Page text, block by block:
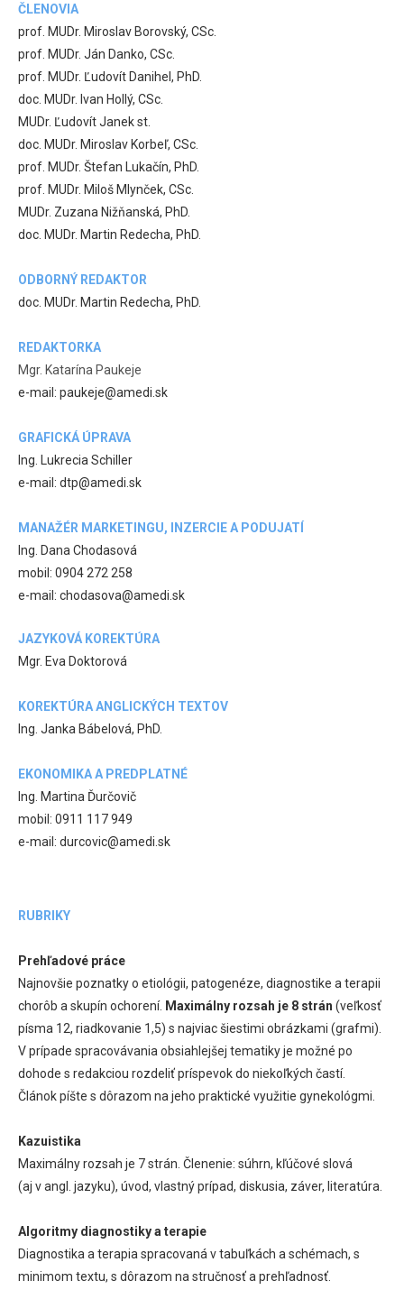
ČLENOVIA
prof. MUDr. Miroslav Borovský, CSc.
prof. MUDr. Ján Danko, CSc.
prof. MUDr. Ľudovít Danihel, PhD.
doc. MUDr. Ivan Hollý, CSc.
MUDr. Ľudovít Janek st.
doc. MUDr. Miroslav Korbeľ, CSc.
prof. MUDr. Štefan Lukačín, PhD.
prof. MUDr. Miloš Mlynček, CSc.
MUDr. Zuzana Nižňanská, PhD.
doc. MUDr. Martin Redecha, PhD.
ODBORNÝ REDAKTOR
doc. MUDr. Martin Redecha, PhD.
REDAKTORKA
Mgr. Katarína Paukeje
e-mail: paukeje@amedi.sk
GRAFICKÁ ÚPRAVA
Ing. Lukrecia Schiller
e-mail: dtp@amedi.sk
MANAŽÉR MARKETINGU, INZERCIE A PODUJATÍ
Ing. Dana Chodasová
mobil: 0904 272 258
e-mail: chodasova@amedi.sk
JAZYKOVÁ KOREKTÚRA
Mgr. Eva Doktorová
KOREKTÚRA ANGLICKÝCH TEXTOV
Ing. Janka Bábelová, PhD.
EKONOMIKA A PREDPLATNÉ
Ing. Martina Ďurčovič
mobil: 0911 117 949
e-mail: durcovic@amedi.sk
RUBRIKY
Prehľadové práce
Najnovšie poznatky o etiológii, patogenéze, diagnostike a terapii
chorôb a skupín ochorení. Maximálny rozsah je 8 strán (veľkosť
písma 12, riadkovanie 1,5) s najviac šiestimi obrázkami (grafmi).
V prípade spracovávania obsiahlejšej tematiky je možné po
dohode s redakciou rozdeliť príspevok do niekoľkých častí.
Článok píšte s dôrazom na jeho praktické využitie gynekológmi.
Kazuistika
Maximálny rozsah je 7 strán. Členenie: súhrn, kľúčové slová
(aj v angl. jazyku), úvod, vlastný prípad, diskusia, záver, literatúra.
Algoritmy diagnostiky a terapie
Diagnostika a terapia spracovaná v tabuľkách a schémach, s
minimom textu, s dôrazom na stručnosť a prehľadnosť.